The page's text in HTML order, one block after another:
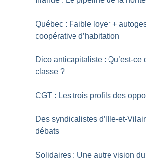
Québec : Faible loyer +
coopérative d’habitation
Dico anticapitaliste : Qu’est-ce
classe ?
CGT : Les trois profils des
Des syndicalistes d’Ille-et-
débats
Solidaires : Une autre vision du